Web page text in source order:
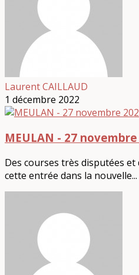
Laurent CAILLAUD
1 décembre 2022
MEULAN - 27 novembre
Des courses très disputées
cette entrée dans la nouvelle...